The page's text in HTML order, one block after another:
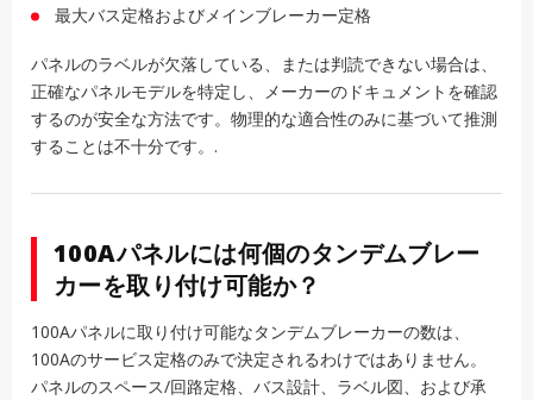
最大バス定格およびメインブレーカー定格
パネルのラベルが欠落している、または判読できない場合は、
正確なパネルモデルを特定し、メーカーのドキュメントを確認
するのが安全な方法です。物理的な適合性のみに基づいて推測
することは不十分です。.
100Aパネルには何個のタンデムブレー
カーを取り付け可能か？
100Aパネルに取り付け可能なタンデムブレーカーの数は、
100Aのサービス定格のみで決定されるわけではありません。
パネルのスペース/回路定格、バス設計、ラベル図、および承